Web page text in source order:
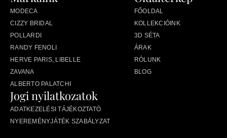
FŐOLDAL
KOLLEKCIÓINK
3D SÉTA
ÁRAK
RÓLUNK
BLOG
MODECA
CIZZY BRIDAL
POLLARDI
RANDY FENOLI
HERVE PARIS, LIBELLE
ZAVANA
ALBERTO PALATCHI
Jogi nyilatkozatok
ADATKEZELÉSI TÁJÉKOZTATÓ
NYEREMÉNYJÁTÉK SZABÁLYZAT